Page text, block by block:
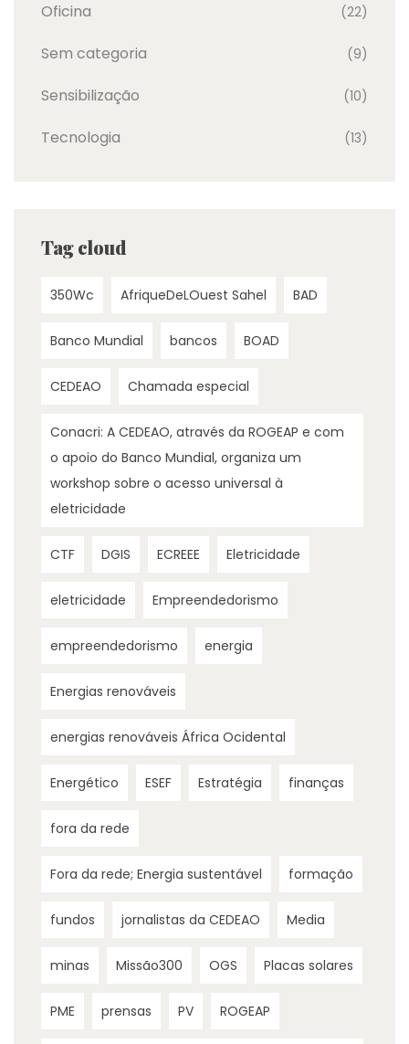
Oficina (22)
Sem categoria (9)
Sensibilização (10)
Tecnologia (13)
Tag cloud
350Wc AfriqueDeLOuest Sahel BAD
Banco Mundial bancos BOAD
CEDEAO Chamada especial
Conacri: A CEDEAO, através da ROGEAP e com
o apoio do Banco Mundial, organiza um
workshop sobre o acesso universal à
eletricidade
CTF DGIS ECREEE Eletricidade
eletricidade Empreendedorismo
empreendedorismo energia
Energias renováveis
energias renováveis África Ocidental
Energético ESEF Estratégia finanças
fora da rede
Fora da rede; Energia sustentável formação
fundos jornalistas da CEDEAO Media
minas Missão300 OGS Placas solares
PME prensas PV ROGEAP